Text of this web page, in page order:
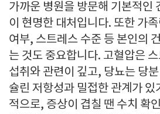
가까운 병원을 방문해 기본적인
이 현명한 대처입니다. 또한 가
여부, 스트레스 수준 등 본인의
는 것도 중요합니다. 고혈압은
섭취와 관련이 깊고, 당뇨는 당
슐린 저항성과 밀접한 관계가
적으로, 증상이 겹칠 땐 수치 확